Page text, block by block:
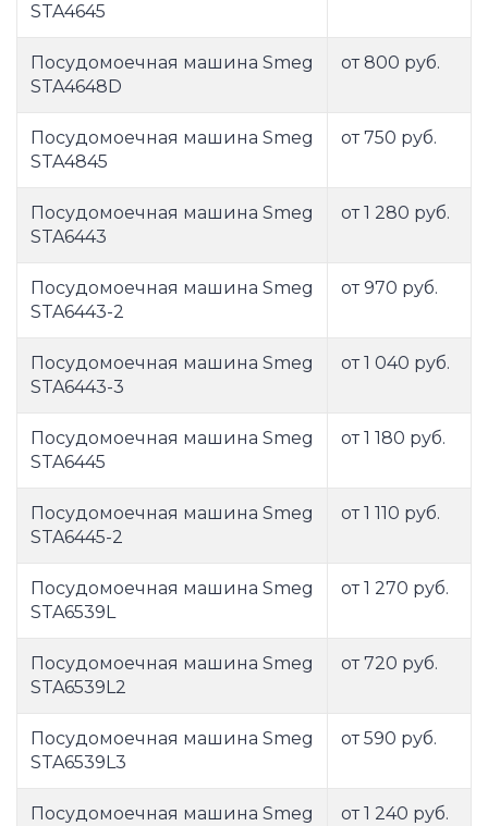
STA4645
Посудомоечная машина Smeg
STA4648D
от 800 руб.
Посудомоечная машина Smeg
STA4845
от 750 руб.
Посудомоечная машина Smeg
STA6443
от 1 280 руб.
Посудомоечная машина Smeg
STA6443-2
от 970 руб.
Посудомоечная машина Smeg
STA6443-3
от 1 040 руб.
Посудомоечная машина Smeg
STA6445
от 1 180 руб.
Посудомоечная машина Smeg
STA6445-2
от 1 110 руб.
Посудомоечная машина Smeg
STA6539L
от 1 270 руб.
Посудомоечная машина Smeg
STA6539L2
от 720 руб.
Посудомоечная машина Smeg
STA6539L3
от 590 руб.
Посудомоечная машина Smeg
от 1 240 руб.